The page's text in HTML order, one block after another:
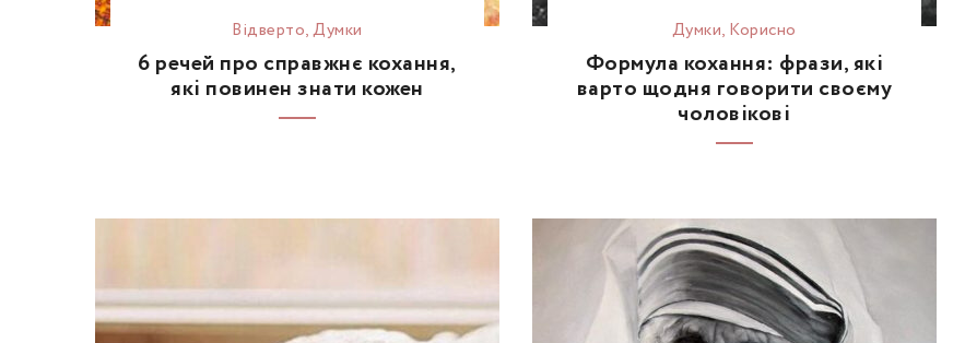
Відвертo,Думки
6 речей про справжнє кохання,
які повинен знати кожен
Думки, Корисно
Формула кохання: фрази, які
варто щодня говорити своєму
чоловікові